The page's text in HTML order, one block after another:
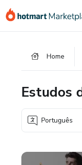
para
para
para
Home
Estudos
Português